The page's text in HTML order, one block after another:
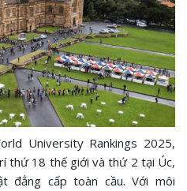
University Rankings 2025,
thứ 18 thế giới và thứ 2 tại Úc,
đẳng cấp toàn cầu. Với môi